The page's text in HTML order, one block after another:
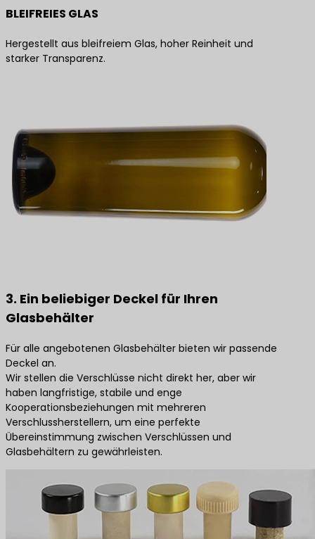
BLEIFREIES GLAS
Hergestellt aus bleifreiem Glas, hoher Reinheit und
starker Transparenz.
3. Ein beliebiger Deckel für Ihren
Glasbehälter
Für alle angebotenen Glasbehälter bieten wir passende
Deckel an.
Wir stellen die Verschlüsse nicht direkt her, aber wir
haben langfristige, stabile und enge
Kooperationsbeziehungen mit mehreren
Verschlussherstellern, um eine perfekte
Übereinstimmung zwischen Verschlüssen und
Glasbehältern zu gewährleisten.